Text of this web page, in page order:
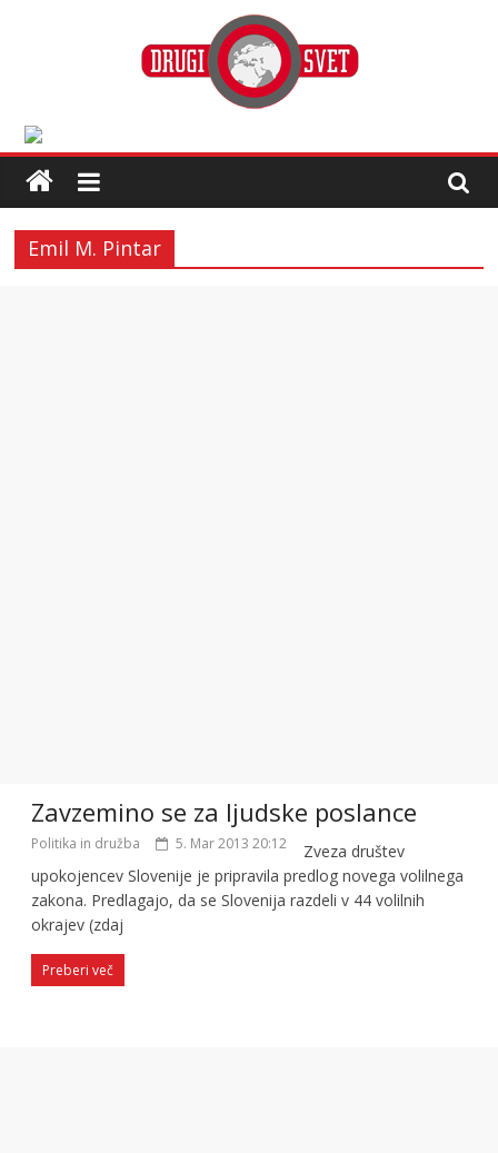
Emil M. Pintar
Zavzemino se za ljudske poslance
Politika in družba 5. Mar 2013 20:12
Zveza društev
upokojencev Slovenije je pripravila predlog novega volilnega
zakona. Predlagajo, da se Slovenija razdeli v 44 volilnih
okrajev (zdaj
Preberi več